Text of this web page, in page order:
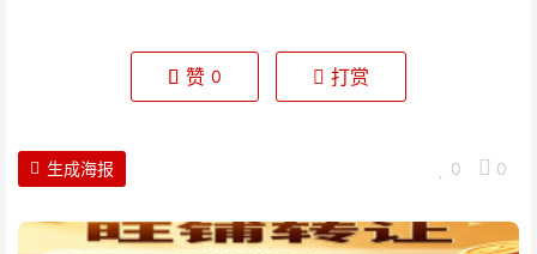
赞 0 打赏
0 0
生成海报